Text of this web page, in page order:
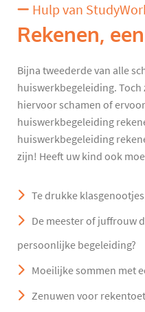
Hulp van
Rekenen,
Bijna tweederde van alle
huiswerkbegeleiding.
hiervoor schamen of
huiswerkbegeleiding
huiswerkbegeleiding
zijn! Heeft uw kind ook
Te drukke
De meester of juffrouw
persoonlijke begeleiding?
Moeilijke sommen met
Zenuwen voor